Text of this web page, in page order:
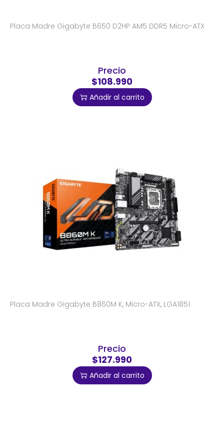
Placa Madre Gigabyte B650 D2HP AM5 DDR5 Micro-ATX
Precio
$108.990
Añadir al carrito
Placa Madre Gigabyte B860M K, Micro-ATX, LGA1851
Precio
$127.990
Añadir al carrito